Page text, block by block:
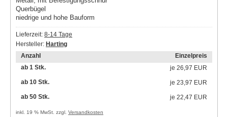
Querbügel
niedrige und hohe Bauform
Lieferzeit: 8-14 Tage
Hersteller: Harting
Anzahl
Einzelpreis
ab 1 Stk.
je 26,97 EUR
ab 10 Stk.
je 23,97 EUR
ab 50 Stk.
je 22,47 EUR
inkl. 19 % MwSt. zzgl. Versandkosten